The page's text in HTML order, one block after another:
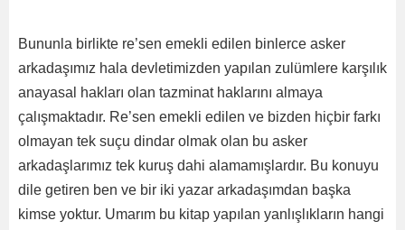
Bununla birlikte re’sen emekli edilen binlerce asker
arkadaşımız hala devletimizden yapılan zulümlere karşılık
anayasal hakları olan tazminat haklarını almaya
çalışmaktadır. Re’sen emekli edilen ve bizden hiçbir farkı
olmayan tek suçu dindar olmak olan bu asker
arkadaşlarımız tek kuruş dahi alamamışlardır. Bu konuyu
dile getiren ben ve bir iki yazar arkadaşımdan başka
kimse yoktur. Umarım bu kitap yapılan yanlışlıkların hangi